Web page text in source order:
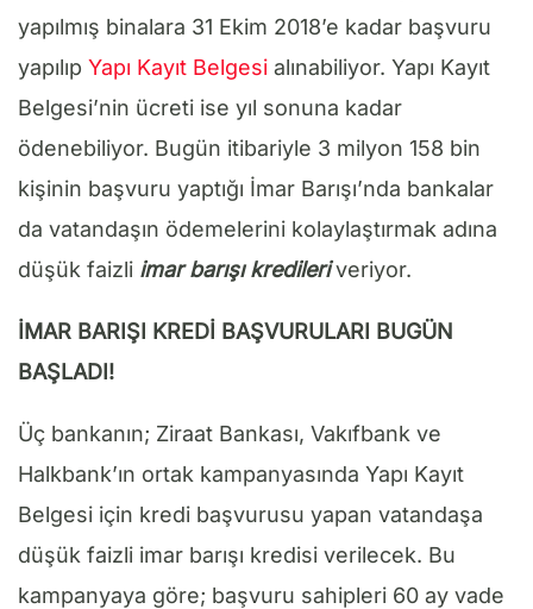
yapılmış binalara 31 Ekim 2018’e kadar başvuru
yapılıp Yapı Kayıt Belgesi alınabiliyor. Yapı Kayıt
Belgesi’nin ücreti ise yıl sonuna kadar
ödenebiliyor. Bugün itibariyle 3 milyon 158 bin
kişinin başvuru yaptığı İmar Barışı’nda bankalar
da vatandaşın ödemelerini kolaylaştırmak adına
düşük faizli imar barışı kredileriveriyor.
İMAR BARIŞI KREDİ BAŞVURULARI BUGÜN
BAŞLADI!
Üç bankanın; Ziraat Bankası, Vakıfbank ve
Halkbank’ın ortak kampanyasında Yapı Kayıt
Belgesi için kredi başvurusu yapan vatandaşa
düşük faizli imar barışı kredisi verilecek. Bu
kampanyaya göre; başvuru sahipleri 60 ay vade